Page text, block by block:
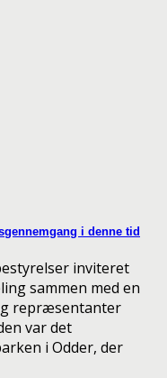
i denne tid
inviteret
sammen med en
repræsentanter
var det
i Odder, der